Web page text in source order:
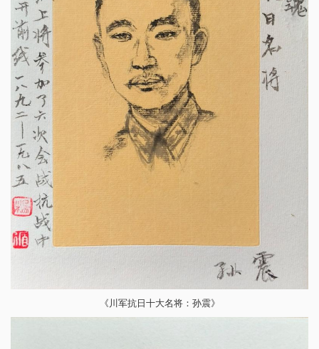
《川军抗日十大名将：孙震》